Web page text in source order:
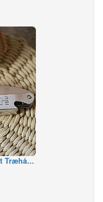
Træhå...